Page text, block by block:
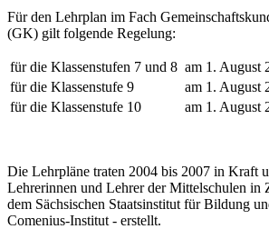
Für den Lehrplan im Fach
(GK) gilt folgende Regelung:
für die Klassenstufen 7 und 8 am 1. August
für die Klassenstufe 9
am 1. August
für die Klassenstufe 10
am 1. August
Die Lehrpläne traten 2004 bis 2007 in Kraft
Lehrerinnen und Lehrer der Mittelschulen in
dem Sächsischen Staatsinstitut für Bildung
Comenius-Institut - erstellt.